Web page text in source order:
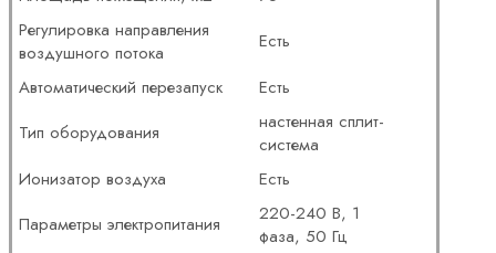
Регулировка направления
воздушного потока
Есть
Автоматический перезапуск
Есть
Тип оборудования
настенная сплит-
система
Ионизатор воздуха
Есть
Параметры электропитания
220-240 В, 1
фаза, 50 Гц